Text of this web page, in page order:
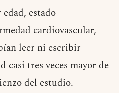
estado
cardiovascular,
leer ni escribir
tres veces mayor de
del estudio.